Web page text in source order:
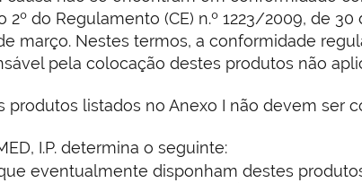
2º do Regulamento (CE) n.º 1223/2009, de
março. Nestes termos, a conformidade
pela colocação destes produtos não
produtos listados no Anexo I não devem ser
I.P. determina o seguinte:
eventualmente disponham destes